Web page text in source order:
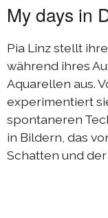
aktuelles
archiv
DIEresidenz
DIEresidenz
Austausch
Austausch
My days in
Pia Linz stellt
während ihres
Aquarellen aus.
experimentiert
spontaneren
in Bildern, das
Schatten und